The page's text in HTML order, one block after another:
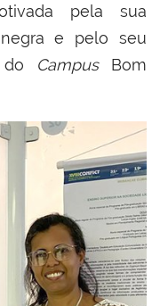
pela sua
e pelo seu
do
CampusBom